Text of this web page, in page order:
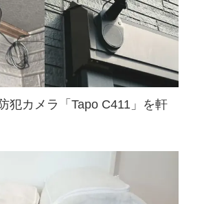
犯カメラ「Tapo C411」を軒